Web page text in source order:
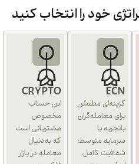
خود را انتخاب کنید
ECN
گزینه‌ای مطمئن
برای معامله‌گران
باتجربه با
سرمایه متوسط؛
شفافیت کامل،
CRYPTO
این حساب
مخصوص
مشتریانی است
که به‌دنبال
معامله در بازار